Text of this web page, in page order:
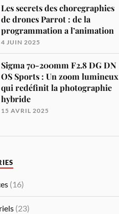
Les secrets des choregraphies
de drones Parrot : de la
programmation a l’animation
4 JUIN 2025
Sigma 70-200mm F2.8 DG DN
OS Sports : Un zoom lumineux
qui redéfinit la photographie
hybride
15 AVRIL 2025
(16)
(23)